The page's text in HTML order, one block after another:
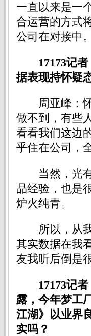
一直以来是一
合运营的方式
公司在对接中。
17173记
据表现持怀疑
周亚峰：怀
做不到，有些
看看我们这边
乎住在公司，
当然，光有
品经验，也是
炉火纯青。
所以，从我
其实数据在我
友我听后倒是
17173记
露，今年梦工
江湖》以业界
实吗？